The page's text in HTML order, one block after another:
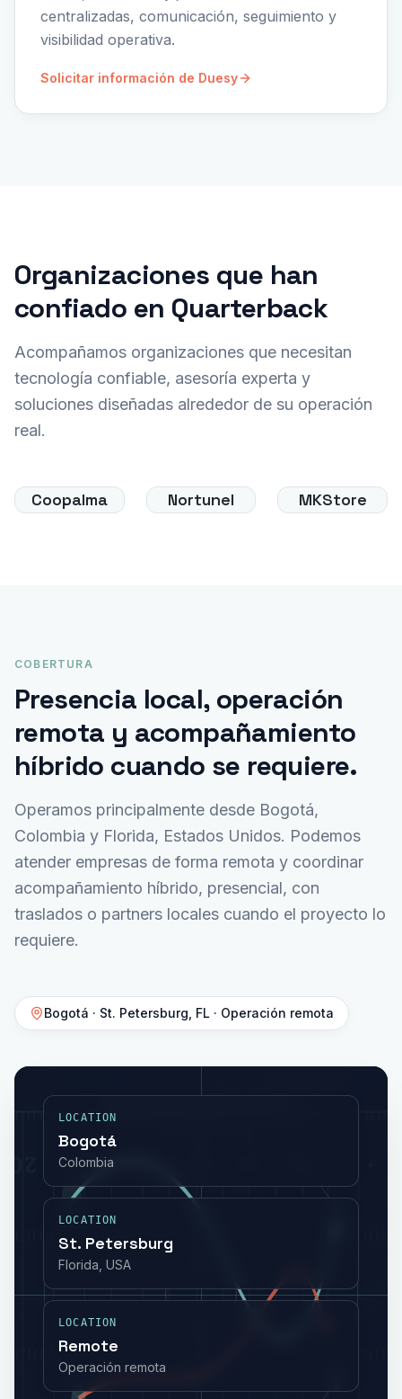
centralizadas, comunicación, seguimiento y
visibilidad operativa.
Solicitar información de Duesy
Organizaciones que han
confiado en Quarterback
Acompañamos organizaciones que necesitan
tecnología confiable, asesoría experta y
soluciones diseñadas alrededor de su operación
real.
Coopalma Nortunel MKStore
COBERTURA
Presencia local, operación
remota y acompañamiento
híbrido cuando se requiere.
Operamos principalmente desde Bogotá,
Colombia y Florida, Estados Unidos. Podemos
atender empresas de forma remota y coordinar
acompañamiento híbrido, presencial, con
traslados o partners locales cuando el proyecto lo
requiere.
Bogotá · St. Petersburg, FL · Operación remota
LOCATION
Bogotá
Colombia
LOCATION
St. Petersburg
Florida, USA
LOCATION
Remote
Operación remota